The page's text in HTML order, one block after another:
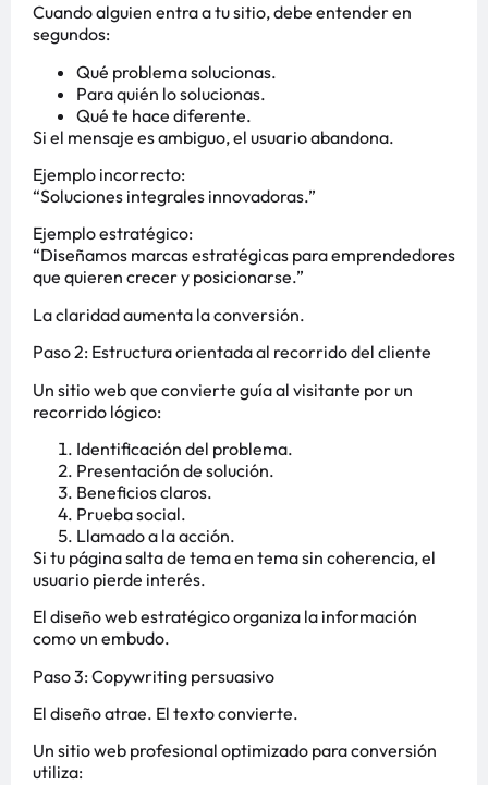
Cuando alguien entra a tu sitio, debe entender en
segundos:
Qué problema solucionas.
Para quién lo solucionas.
Qué te hace diferente.
Si el mensaje es ambiguo, el usuario abandona.
Ejemplo incorrecto:
“Soluciones integrales innovadoras.”
Ejemplo estratégico:
“Diseñamos marcas estratégicas para emprendedores
que quieren crecer y posicionarse.”
La claridad aumenta la conversión.
Paso 2: Estructura orientada al recorrido del cliente
Un sitio web que convierte guía al visitante por un
recorrido lógico:
Identificación del problema.
Presentación de solución.
Beneficios claros.
Prueba social.
Llamado a la acción.
Si tu página salta de tema en tema sin coherencia, el
usuario pierde interés.
El diseño web estratégico organiza la información
como un embudo.
Paso 3: Copywriting persuasivo
El diseño atrae. El texto convierte.
Un sitio web profesional optimizado para conversión
utiliza: